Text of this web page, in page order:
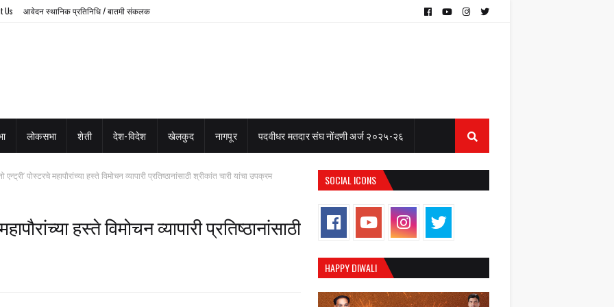
Us आवेदन स्थानिक प्रतिनिधि / बातमी संकलक
लोकसभा शेती देश-विदेश खेलकुद नागपूर पदवीधर मतदार संघ नोंदणी अर्ज २०२५-२६
एन्ट्री’ पोस्टरचे महापौरांच्या हस्ते विमोचन व्यापारी प्रतिष्ठानांसाठी श्रीकांत चारी यांचा उपक्रम
हस्ते विमोचन व्यापारी प्रतिष्ठानांसाठी
SOCIAL ICONS
HAPPY DIWALI